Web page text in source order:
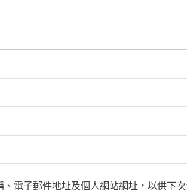
、電子郵件地址及個人網站網址，以供下